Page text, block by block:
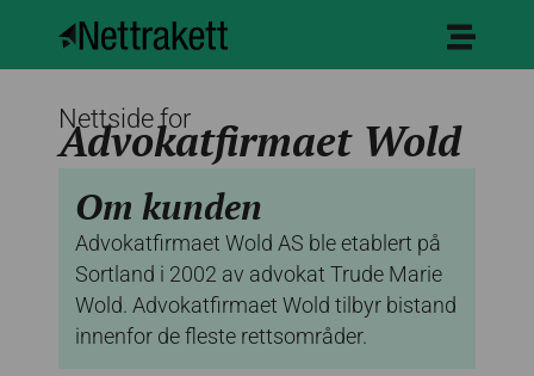
Nettside for
Advokatfirmaet Wold
Om kunden
Advokatfirmaet Wold AS ble etablert på
Sortland i 2002 av advokat Trude Marie
Wold. Advokatfirmaet Wold tilbyr bistand
innenfor de fleste rettsområder.